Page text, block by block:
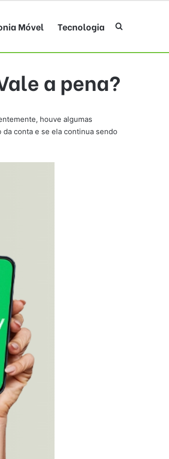
Móvel Tecnologia Procurar por
a pena?
houve algumas
conta e se ela continua sendo